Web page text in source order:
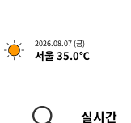
2026.08.07 (금)
서울 35.0℃
실시간
49분 전 >민주 콩고 에볼라
-24852초 전 >
[속보]이